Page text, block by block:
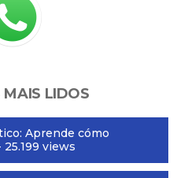
MAIS LIDOS
Aprende cómo
25.199 views